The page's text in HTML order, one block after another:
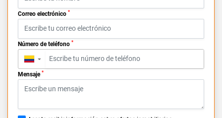
Correo electrónico *
Número de teléfono *
▼
Mensaje *